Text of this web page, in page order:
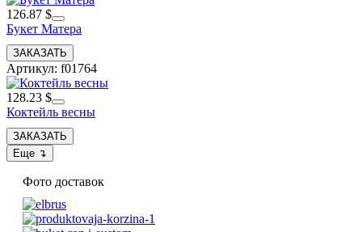
126.87 $
Букет Матера
Артикул: f01764
128.23 $
Коктейль весны
Фото доставок